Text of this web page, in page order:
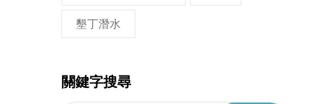
墾丁潛水
關鍵字搜尋